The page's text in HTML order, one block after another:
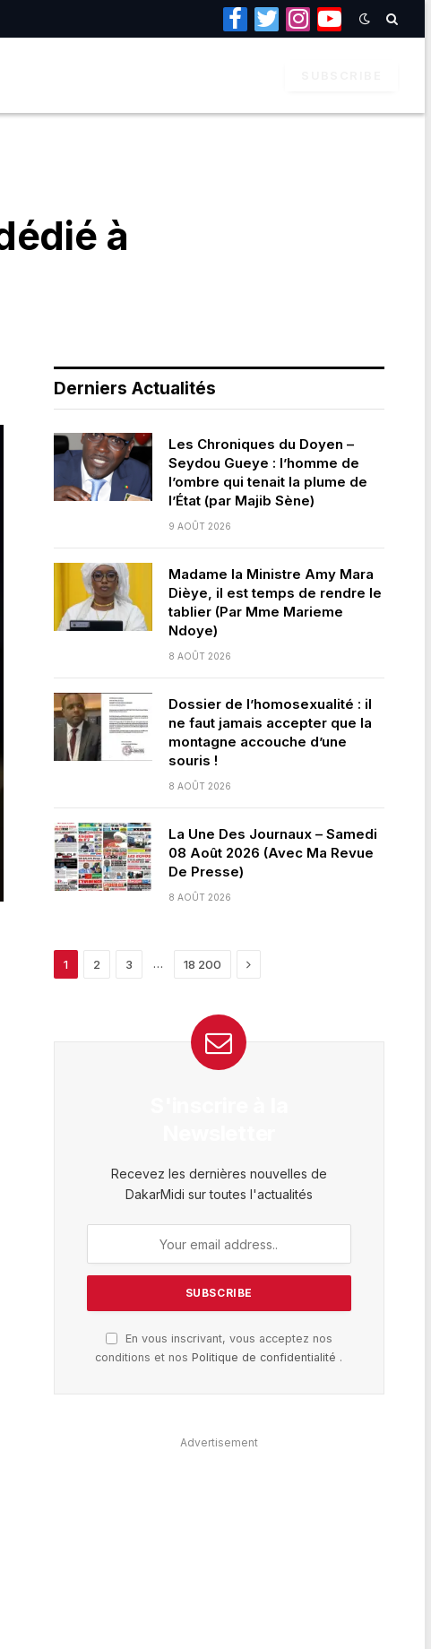
Facebook
TwitterInstagramYouTube
à
Derniers Actualités
Les Chroniques du Doyen –
Seydou Gueye : l’homme de
l’ombre qui tenait la plume de
l’État (par Majib Sène)
9 AOÛT 2026
Madame la Ministre Amy Mara
Dièye, il est temps de rendre le
tablier (Par Mme Marieme
Ndoye)
8 AOÛT 2026
Dossier de l’homosexualité : il
ne faut jamais accepter que la
montagne accouche d’une
souris !
8 AOÛT 2026
La Une Des Journaux – Samedi
08 Août 2026 (Avec Ma Revue
De Presse)
8 AOÛT 2026
1 2 3 … 18 200 Next
Recevez les dernières nouvelles de
DakarMidi sur toutes l'actualités
En vous inscrivant, vous acceptez nos
conditions et nosPolitique de confidentialité .
Advertisement